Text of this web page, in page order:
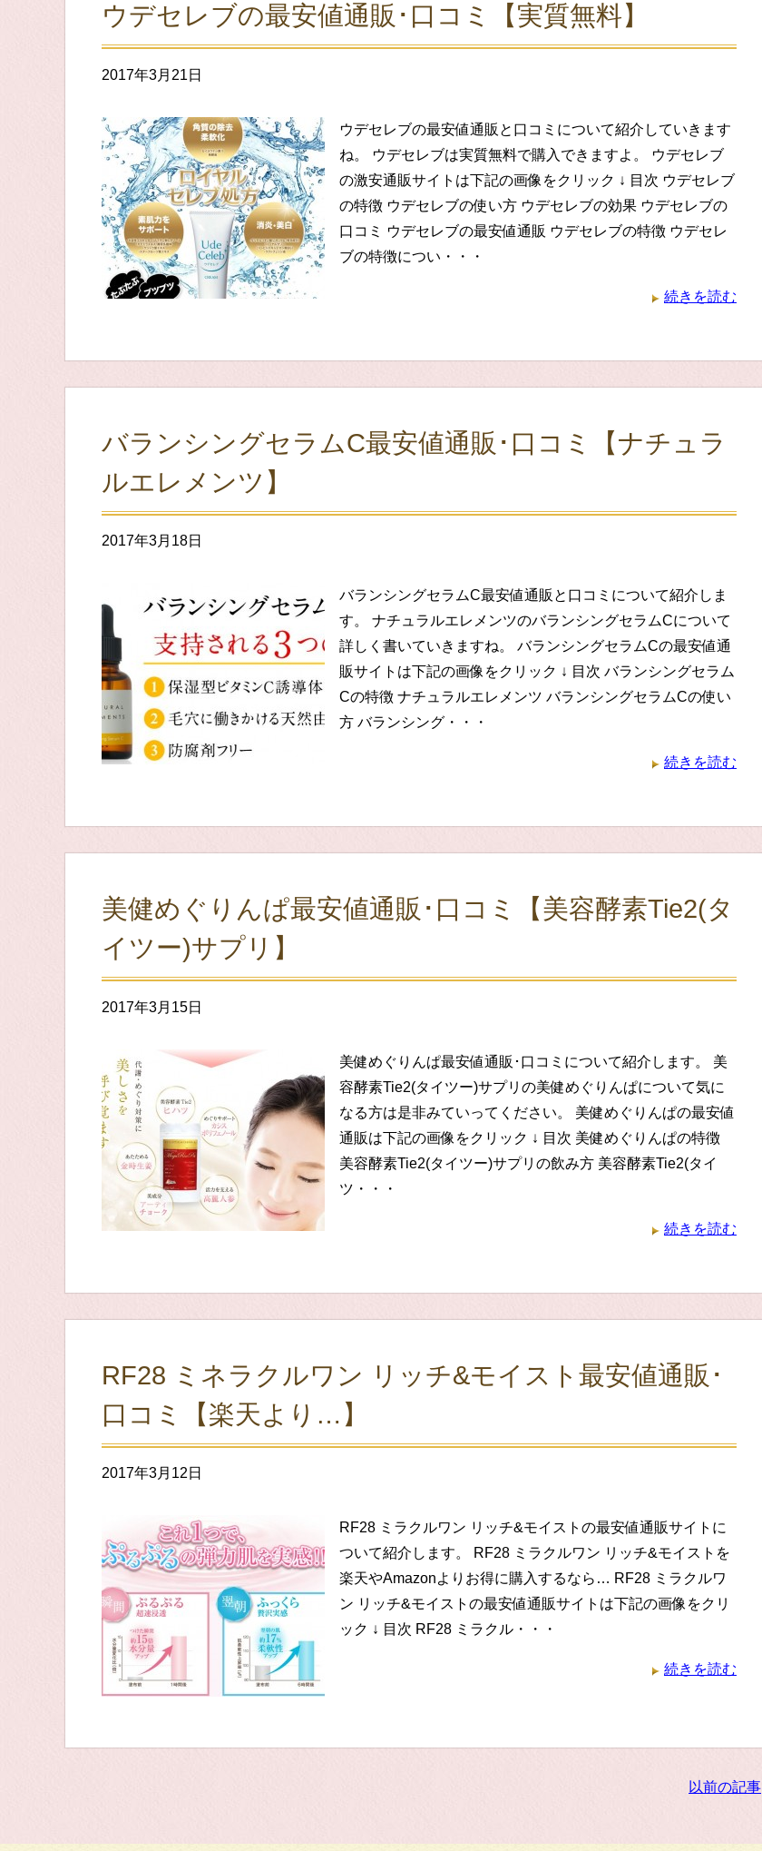
ウデセレブの最安値通販･口コミ【実質無料】
2017年3月21日
ウデセレブの最安値通販と口コミについて紹介していきます
ね。 ウデセレブは実質無料で購入できますよ。 ウデセレブ
の激安通販サイトは下記の画像をクリック ↓ 目次 ウデセレブ
の特徴 ウデセレブの使い方 ウデセレブの効果 ウデセレブの
口コミ ウデセレブの最安値通販 ウデセレブの特徴 ウデセレ
ブの特徴につい・・・
続きを読む
バランシングセラムC最安値通販･口コミ【ナチュラ
ルエレメンツ】
2017年3月18日
バランシングセラムC最安値通販と口コミについて紹介しま
す。 ナチュラルエレメンツのバランシングセラムCについて
詳しく書いていきますね。 バランシングセラムCの最安値通
販サイトは下記の画像をクリック ↓ 目次 バランシングセラム
Cの特徴 ナチュラルエレメンツ バランシングセラムCの使い
方 バランシング・・・
続きを読む
美健めぐりんぱ最安値通販･口コミ【美容酵素Tie2(タ
イツー)サプリ】
2017年3月15日
美健めぐりんぱ最安値通販･口コミについて紹介します。 美
容酵素Tie2(タイツー)サプリの美健めぐりんぱについて気に
なる方は是非みていってください。 美健めぐりんぱの最安値
通販は下記の画像をクリック ↓ 目次 美健めぐりんぱの特徴
美容酵素Tie2(タイツー)サプリの飲み方 美容酵素Tie2(タイ
ツ・・・
続きを読む
RF28 ミネラクルワン リッチ&モイスト最安値通販･
口コミ【楽天より…】
2017年3月12日
RF28 ミラクルワン リッチ&モイストの最安値通販サイトに
ついて紹介します。 RF28 ミラクルワン リッチ&モイストを
楽天やAmazonよりお得に購入するなら… RF28 ミラクルワ
ン リッチ&モイストの最安値通販サイトは下記の画像をクリ
ック ↓ 目次 RF28 ミラクル・・・
続きを読む
以前の記事